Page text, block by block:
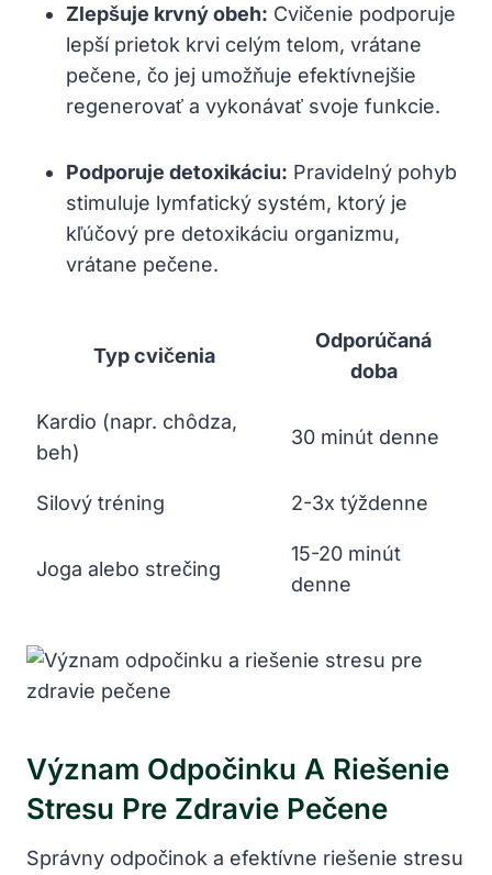
Zlepšuje krvný obeh: Cvičenie podporuje
lepší prietok krvi celým telom, vrátane
pečene, čo jej umožňuje efektívnejšie
regenerovať a vykonávať svoje funkcie.
Podporuje detoxikáciu: Pravidelný pohyb
stimuluje lymfatický systém, ktorý je
kľúčový pre detoxikáciu organizmu,
vrátane pečene.
Typ cvičenia
Odporúčaná
doba
Kardio (napr. chôdza,
beh)
30 minút denne
Silový tréning 2-3x týždenne
Joga alebo strečing
15-20 minút
denne
Význam Odpočinku A Riešenie
Stresu Pre Zdravie Pečene
Správny odpočinok a efektívne riešenie stresu